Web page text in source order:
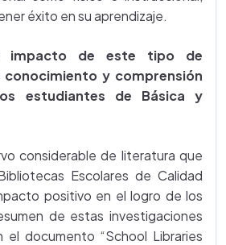
éxito en su aprendizaje.
impacto de este tipo de
conocimiento y comprensión
estudiantes de Básica y
considerable de literatura que
Escolares de Calidad
positivo en el logro de los
de estas investigaciones
el documento “School Libraries